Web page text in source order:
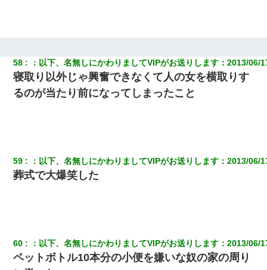
58 ： 以下、名無しにかわりましてVIPがお送りします ：2013/06/
寝取り以外じゃ興奮できなくて人の女を横取りす
るのが当たり前になってしまったこと
59 ： 以下、名無しにかわりましてVIPがお送りします ：2013/06/
葬式で大爆笑した
60 ： 以下、名無しにかわりましてVIPがお送りします ：2013/06/
ペットボトル10本分の小便を嫌いな奴の家の周り